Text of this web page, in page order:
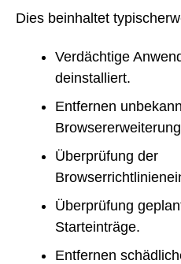
Dies beinhaltet
Verdächtige
deinstalliert.
Entfernen
Überprüfung der
Überprüfung
Starteinträge.
Entfernen